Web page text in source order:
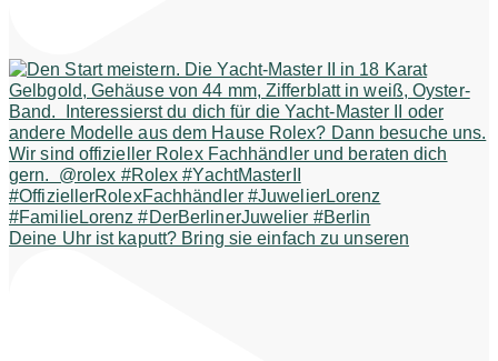
Deine Uhr ist kaputt? Bring sie einfach zu unseren